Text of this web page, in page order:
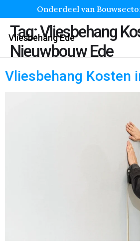
Onderdeel van
Vliesbehang Ede
Tag:Vliesbehang
Nieuwbouw Ede
Vliesbehang Kosten